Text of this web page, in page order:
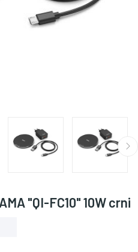
"QI-FC10" 10W crni